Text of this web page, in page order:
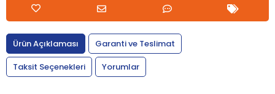
Ürün Açıklaması
Garanti ve Teslimat
Taksit Seçenekleri
Yorumlar